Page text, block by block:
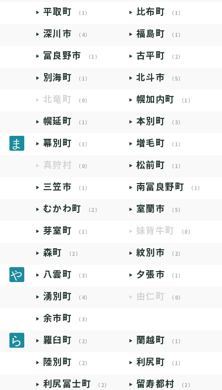
平取町 （1） 比布町 （1）
深川市 （4） 福島町 （1）
富良野市 （1） 古平町 （2）
別海町 （1） 北斗市 （5）
北竜町 （0） 幌加内町 （1）
幌延町 （1） 本別町 （3）
幕別町 （1） 増毛町 （1）
真狩村 （0） 松前町 （1）
三笠市 （1） 南富良野町 （1）
むかわ町 （2） 室蘭市 （5）
芽室町 （1） 妹背牛町 （0）
森町 （2） 紋別市 （2）
八雲町 （3） 夕張市 （1）
湧別町 （4） 由仁町 （0）
余市町 （3）
羅臼町 （2） 蘭越町 （1）
陸別町 （2） 利尻町 （1）
利尻富士町 （2） 留寿都村 （2）